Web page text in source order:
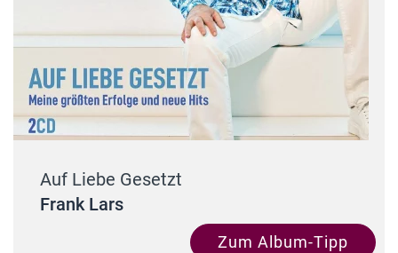
Auf Liebe Gesetzt
Frank Lars
Zum Album-Tipp